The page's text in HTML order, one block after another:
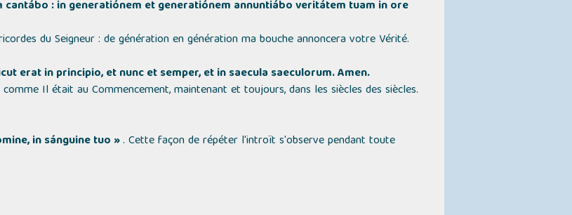
: in generatiónem et generatiónem annuntiábo veritátem tuam in ore
du Seigneur : de génération en génération ma bouche annoncera votre Vérité.
erat in principio, et nunc et semper, et in saecula saeculorum. Amen.
Il était au Commencement, maintenant et toujours, dans les siècles des siècles.
in sánguine tuo ». Cette façon de répéter l'introït s'observe pendant toute